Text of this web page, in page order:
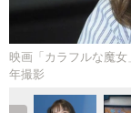
映画「カラフルな魔
年撮影